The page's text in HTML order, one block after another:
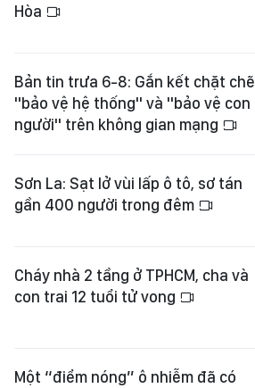
Hòa
Bản tin trưa 6-8: Gắn kết chặt chẽ
"bảo vệ hệ thống" và "bảo vệ con
người" trên không gian mạng
Sơn La: Sạt lở vùi lấp ô tô, sơ tán
gần 400 người trong đêm
Cháy nhà 2 tầng ở TPHCM, cha và
con trai 12 tuổi tử vong
Một “điểm nóng” ô nhiễm đã có